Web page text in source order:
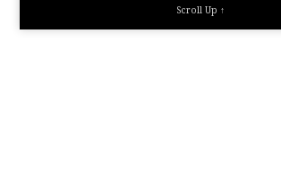
Scroll Up ↑